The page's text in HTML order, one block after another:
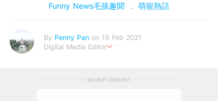
Funny News毛孩趣聞 萌寵熱話
By Penny Pan on 19 Feb 2021
Digital Media Editor
ADVERTISEMENT